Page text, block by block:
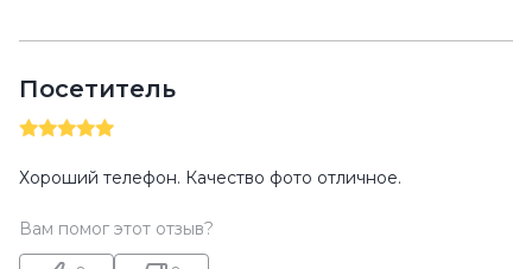
Посетитель
Хороший телефон. Качество фото отличное.
Вам помог этот отзыв?